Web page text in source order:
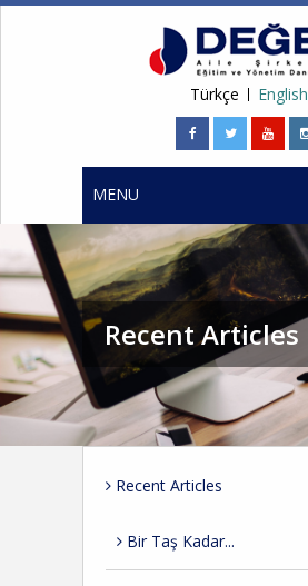
Türkçe English
MENU
Recent Articles
Recent Articles
Bir Taş Kadar...